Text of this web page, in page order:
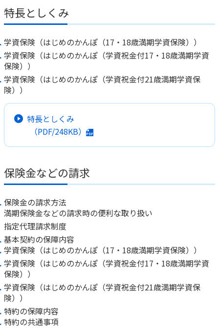
特長としくみ
学資保険（はじめのかんぽ（17・18歳満期学資保険））
学資保険（はじめのかんぽ（学資祝金付17・18歳満期学資
保険））
学資保険（はじめのかんぽ（学資祝金付21歳満期学資保
険））
特長としくみ
（PDF/248KB）
保険金などの請求
保険金の請求方法
満期保険金などの請求時の便利な取り扱い
指定代理請求制度
基本契約の保障内容
学資保険（はじめのかんぽ（17・18歳満期学資保険））
学資保険（はじめのかんぽ（学資祝金付17・18歳満期学資
保険））
学資保険（はじめのかんぽ（学資祝金付21歳満期学資保
険））
特約の保障内容
特約の共通事項